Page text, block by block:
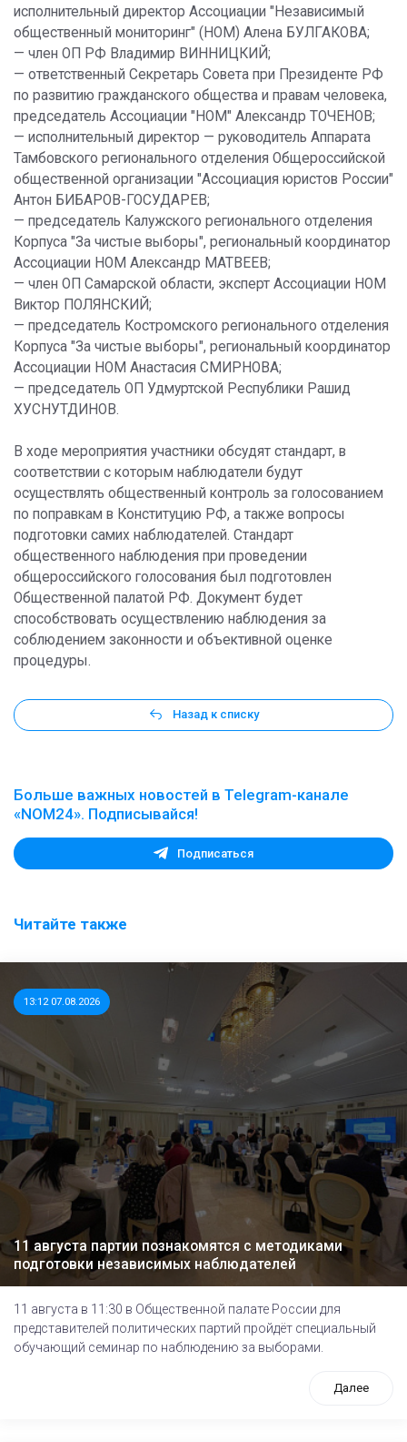
исполнительный директор Ассоциации "Независимый
общественный мониторинг" (НОМ) Алена БУЛГАКОВА;
— член ОП РФ Владимир ВИННИЦКИЙ;
— ответственный Секретарь Совета при Президенте РФ
по развитию гражданского общества и правам человека,
председатель Ассоциации "НОМ" Александр ТОЧЕНОВ;
— исполнительный директор — руководитель Аппарата
Тамбовского регионального отделения Общероссийской
общественной организации "Ассоциация юристов России"
Антон БИБАРОВ-ГОСУДАРЕВ;
— председатель Калужского регионального отделения
Корпуса "За чистые выборы", региональный координатор
Ассоциации НОМ Александр МАТВЕЕВ;
— член ОП Самарской области, эксперт Ассоциации НОМ
Виктор ПОЛЯНСКИЙ;
— председатель Костромского регионального отделения
Корпуса "За чистые выборы", региональный координатор
Ассоциации НОМ Анастасия СМИРНОВА;
— председатель ОП Удмуртской Республики Рашид
ХУСНУТДИНОВ.
В ходе мероприятия участники обсудят стандарт, в
соответствии с которым наблюдатели будут
осуществлять общественный контроль за голосованием
по поправкам в Конституцию РФ, а также вопросы
подготовки самих наблюдателей. Стандарт
общественного наблюдения при проведении
общероссийского голосования был подготовлен
Общественной палатой РФ. Документ будет
способствовать осуществлению наблюдения за
соблюдением законности и объективной оценке
процедуры.
Назад к списку
Больше важных новостей в Telegram-канале
«NOM24». Подписывайся!
Подписаться
Читайте также
13:12 07.08.2026
11 августа партии познакомятся с методиками
подготовки независимых наблюдателей
11 августа в 11:30 в Общественной палате России для
представителей политических партий пройдёт специальный
обучающий семинар по наблюдению за выборами.
Далее